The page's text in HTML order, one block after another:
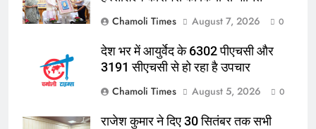
Chamoli Times
August 7, 2026 0
देश भर में आयुर्वेद के 6302 पीएचसी और
3191 सीएचसी से हो रहा है उपचार
Chamoli Times
August 5, 2026 0
राजेश कुमार ने दिए 30 सितंबर तक सभी